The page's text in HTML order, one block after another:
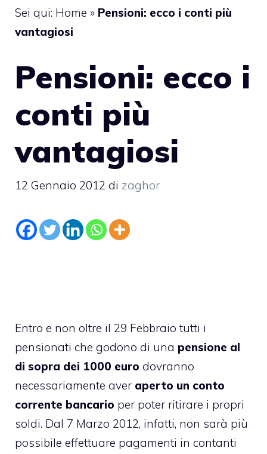
Sei qui: Home » Pensioni: ecco i conti più
vantagiosi
Pensioni: ecco i
conti più
vantagiosi
12 Gennaio 2012 di zaghor
Entro e non oltre il 29 Febbraio tutti i
pensionati che godono di una pensione al
di sopra dei 1000 euro dovranno
necessariamente aver aperto un conto
corrente bancario per poter ritirare i propri
soldi. Dal 7 Marzo 2012, infatti, non sarà più
possibile effettuare pagamenti in contanti